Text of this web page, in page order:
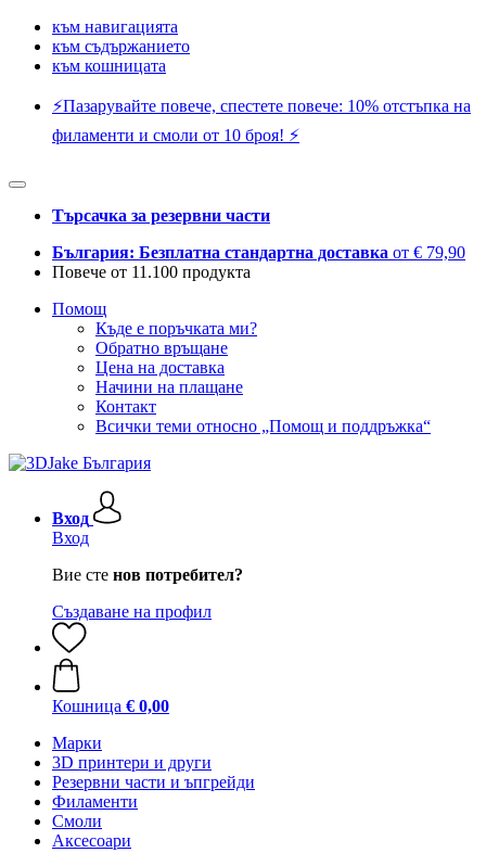
към навигацията
към съдържанието
към кошницата
⚡️Пазарувайте повече, спестете повече: 10% отстъпка на
филаменти и смоли от 10 броя! ⚡️
Търсачка за резервни части
България: Безплатна стандартна доставка от € 79,90
Повече от 11.100 продукта
Помощ
Къде е поръчката ми?
Обратно връщане
Цена на доставка
Начини на плащане
Контакт
Всички теми относно „Помощ и поддръжка“
Вход
Вход
Вие сте нов потребител?
Създаване на профил
Кошница € 0,00
Mарки
3D принтери и други
Резервни части и ъпгрейди
Филаменти
Смоли
Аксесоари